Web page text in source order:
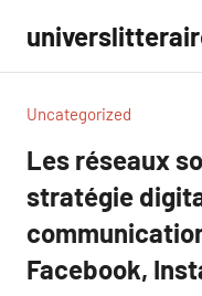
contenu
Uncategorized
Les réseaux
stratégie
Facebook,